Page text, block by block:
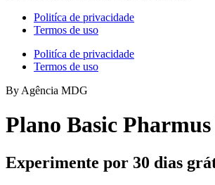
Politíca de privacidade
Termos de uso
Politíca de privacidade
Termos de uso
By Agência MDG
Plano Basic
Experimente por 30 dias